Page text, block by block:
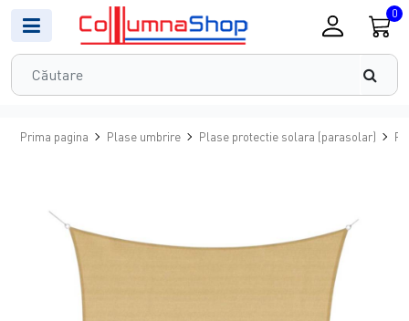
0
Prima pagina Plase umbrire Plase protectie solara (parasolar)